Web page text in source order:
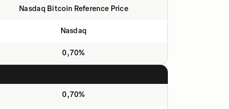
Nasdaq Bitcoin Reference Price
Nasdaq
0,70%
0,70%